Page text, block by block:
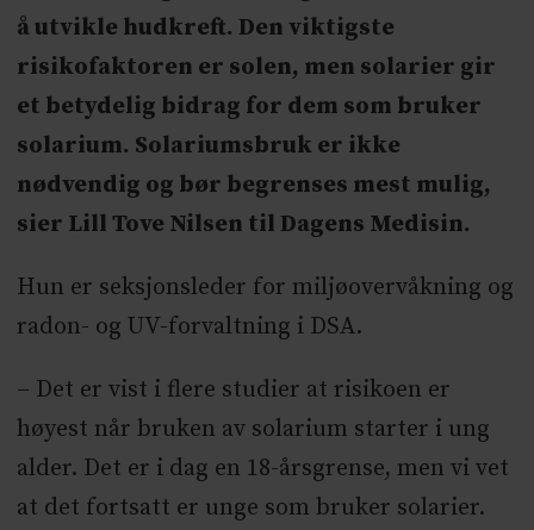
å utvikle hudkreft. Den viktigste
risikofaktoren er solen, men solarier gir
et betydelig bidrag for dem som bruker
solarium. Solariumsbruk er ikke
nødvendig og bør begrenses mest mulig,
sier Lill Tove Nilsen til Dagens Medisin.
Hun er seksjonsleder for miljøovervåkning og
radon- og UV-forvaltning i DSA.
– Det er vist i flere studier at risikoen er
høyest når bruken av solarium starter i ung
alder. Det er i dag en 18-årsgrense, men vi vet
at det fortsatt er unge som bruker solarier.